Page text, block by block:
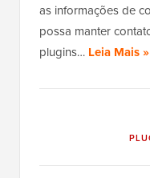
as informações de
possa manter
plugins… Leia Mais »